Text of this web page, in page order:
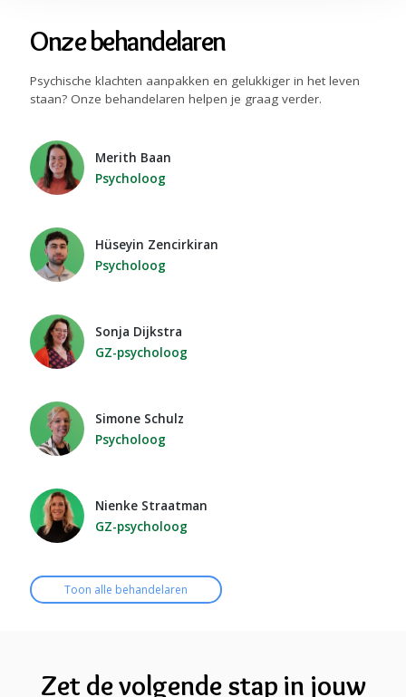
Onze behandelaren
Psychische klachten aanpakken en gelukkiger in het leven
staan? Onze behandelaren helpen je graag verder.
Merith Baan
Psycholoog
Hüseyin Zencirkiran
Psycholoog
Sonja Dijkstra
GZ-psycholoog
Simone Schulz
Psycholoog
Nienke Straatman
GZ-psycholoog
Toon alle behandelaren
Zet de volgende stap in jouw